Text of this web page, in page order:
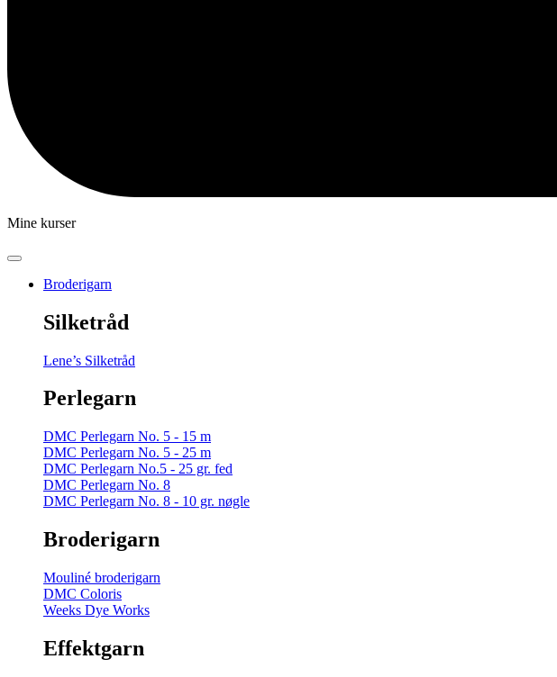
Mine kurser
Broderigarn
Silketråd
Lene’s Silketråd
Perlegarn
DMC Perlegarn No. 5 - 15 m
DMC Perlegarn No. 5 - 25 m
DMC Perlegarn No.5 - 25 gr. fed
DMC Perlegarn No. 8
DMC Perlegarn No. 8 - 10 gr. nøgle
Broderigarn
Mouliné broderigarn
DMC Coloris
Weeks Dye Works
Effektgarn